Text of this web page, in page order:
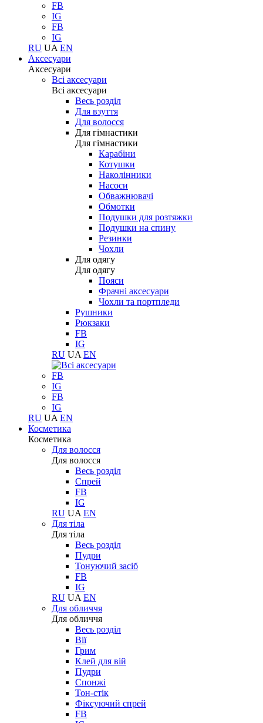
FB
IG
FB
IG
RU UA EN
Аксесуари
Аксесуари
Всі аксесуари
Всі аксесуари
Весь розділ
Для взуття
Для волосся
Для гімнастики
Для гімнастики
Карабіни
Котушки
Наколінники
Насоси
Обважнювачі
Обмотки
Подушки для розтяжки
Подушки на спину
Резинки
Чохли
Для одягу
Для одягу
Пояси
Фрачні аксесуари
Чохли та портпледи
Рушники
Рюкзаки
FB
IG
RU UA EN
FB
IG
FB
IG
RU UA EN
Косметика
Косметика
Для волосся
Для волосся
Весь розділ
Спрей
FB
IG
RU UA EN
Для тіла
Для тіла
Весь розділ
Пудри
Тонуючий засіб
FB
IG
RU UA EN
Для обличчя
Для обличчя
Весь розділ
Вії
Грим
Клей для вій
Пудри
Спонжі
Тон-стік
Фіксуючий спрей
FB